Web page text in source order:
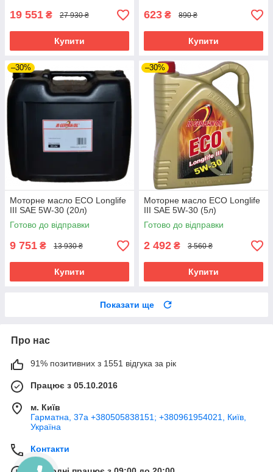
19 551 ₴ 27 930 ₴
Купити
623 ₴ 890 ₴
Купити
–30%
Моторне масло ECO Longlife
III SAE 5W-30 (20л)
Готово до відправки
9 751 ₴ 13 930 ₴
Купити
–30%
Моторне масло ECO Longlife
III SAE 5W-30 (5л)
Готово до відправки
2 492 ₴ 3 560 ₴
Купити
Показати ще
Про нас
91% позитивних з 1551 відгука за рік
Працює з 05.10.2016
м. Київ
Гарматна, 37а +380505838151; +380961954021, Київ,
Україна
Контакти